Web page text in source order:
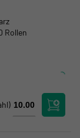
Rollen